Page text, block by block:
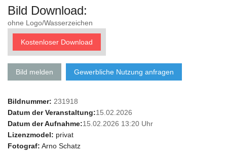
Bild Download:
ohne Logo/Wasserzeichen
Kostenloser Download
Bild melden Gewerbliche Nutzung anfragen
Bildnummer: 231918
Datum der Veranstaltung:15.02.2026
Datum der Aufnahme:15.02.2026 13:20 Uhr
Lizenzmodel: privat
Fotograf: Arno Schatz